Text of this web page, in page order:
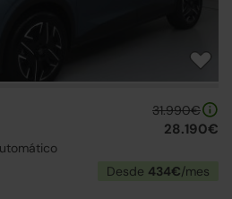
31.990€
28.190€
Desde 434€/mes